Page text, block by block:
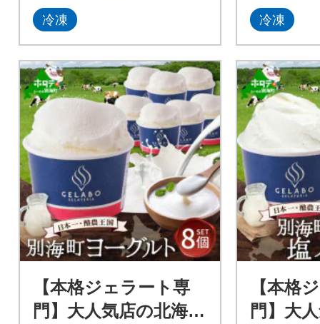
冷凍 冷凍
【本格ジェラート専
門】大人気店の北海道
【本格
門】大